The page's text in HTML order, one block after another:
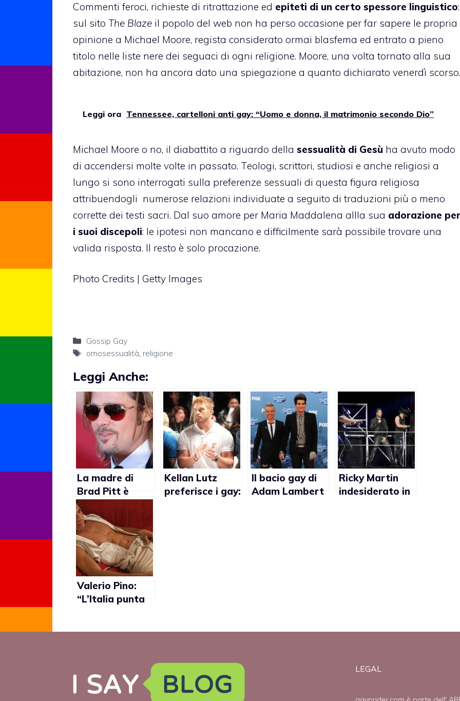
Commenti feroci, richieste di ritrattazione ed epiteti di un certo spessore linguistico:
sul sito The Blaze il popolo del web non ha perso occasione per far sapere le propria
opinione a Michael Moore, regista considerato ormai blasfema ed entrato a pieno
titolo nelle liste nere dei seguaci di ogni religione. Moore, una volta tornato alla sua
abitazione, non ha ancora dato una spiegazione a quanto dichiarato venerdì scorso.
Leggi ora Tennessee, cartelloni anti gay: “Uomo e donna, il matrimonio secondo Dio”
Michael Moore o no, il diabattito a riguardo della sessualità di Gesù ha avuto modo
di accendersi molte volte in passato. Teologi, scrittori, studiosi e anche religiosi a
lungo si sono interrogati sulla preferenze sessuali di questa figura religiosa
attribuendogli numerose relazioni individuate a seguito di traduzioni più o meno
corrette dei testi sacri. Dal suo amore per Maria Maddalena allla sua adorazione per
i suoi discepoli: le ipotesi non mancano e difficilmente sarà possibile trovare una
valida risposta. Il resto è solo procazione.
Photo Credits | Getty Images
Categorie
Gossip Gay
Tag
omosessualità religione
Leggi Anche:
La madre di
Brad Pitt è
omofoba?
Kellan Lutz
preferisce i gay:
Il bacio gay di
Adam Lambert
Ricky Martin
indesiderato in
Valerio Pino:
“L’Italia punta
LEGAL